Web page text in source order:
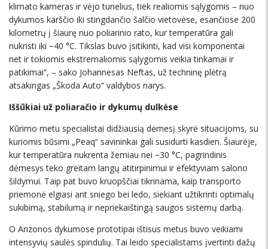
klimato kameras ir vėjo tunelius, tiek realiomis sąlygomis – nuo
dykumos karščio iki stingdančio šalčio vietovėse, esančiose 200
kilometrų į šiaurę nuo poliarinio rato, kur temperatūra gali
nukristi iki −40 °C. Tikslas buvo įsitikinti, kad visi komponentai
net ir tokiomis ekstremaliomis sąlygomis veikia tinkamai ir
patikimai“, – sako Johannesas Neftas, už techninę plėtrą
atsakingas „Škoda Auto“ valdybos narys.
Iššūkiai už poliaračio ir dykumų dulkėse
Kūrimo metu specialistai didžiausią dėmesį skyrė situacijoms, su
kuriomis būsimi „Peaq“ savininkai gali susidurti kasdien. Šiaurėje,
kur temperatūra nukrenta žemiau nei −30 °C, pagrindinis
dėmesys teko greitam langų atitirpinimui ir efektyviam salono
šildymui. Taip pat buvo kruopščiai tikrinama, kaip transporto
priemonė elgiasi ant sniego bei ledo, siekiant užtikrinti optimalų
sukibimą, stabilumą ir nepriekaištingą saugos sistemų darbą.
O Arizonos dykumose prototipai ištisus metus buvo veikiami
intensyvių saulės spindulių. Tai leido specialistams įvertinti dažų